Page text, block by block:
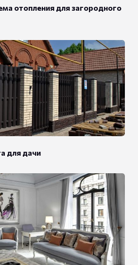
отопления для загородного
для дачи